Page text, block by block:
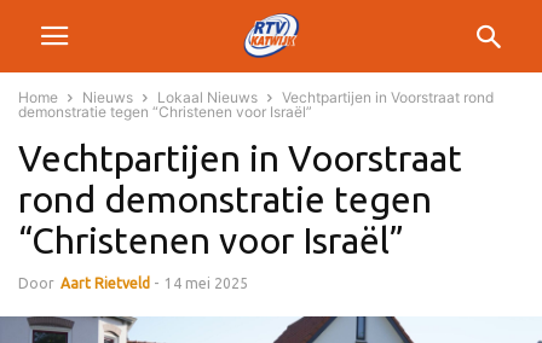
Home Nieuws Lokaal Nieuws
Vechtpartijen in Voorstraat rond
demonstratie tegen “Christenen voor Israël”
Vechtpartijen in Voorstraat
rond demonstratie tegen
“Christenen voor Israël”
Door Aart Rietveld - 14 mei 2025